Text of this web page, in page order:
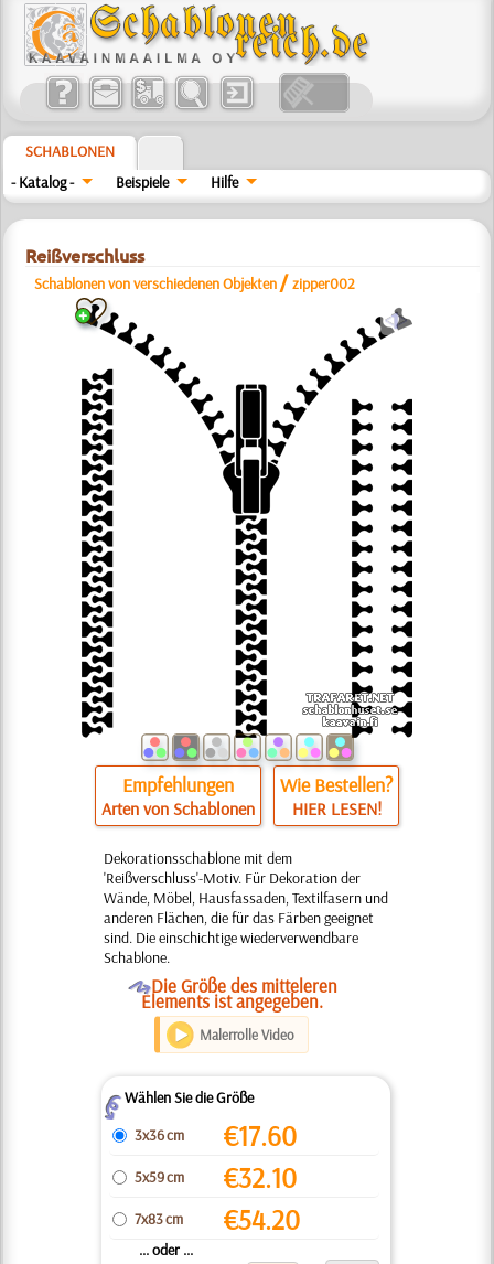
SCHABLONEN
- Katalog -
Beispiele Hilfe
Reißverschluss
Schablonen von verschiedenen Objekten /zipper002
a
Empfehlungen
Arten von Schablonen
Wie Bestellen?
HIER LESEN!
Dekorationsschablone mit dem
'Reißverschluss'-Motiv. Für Dekoration der
Wände, Möbel, Hausfassaden, Textilfasern und
anderen Flächen, die für das Färben geeignet
sind. Die einschichtige wiederverwendbare
Schablone.
ODie Größe des mitteleren
Elements ist angegeben.
Malerrolle Video
ZWählen Sie die Größe
3x36 cm
€17.60
5x59 cm €32.10
7x83 cm €54.20
... oder ...